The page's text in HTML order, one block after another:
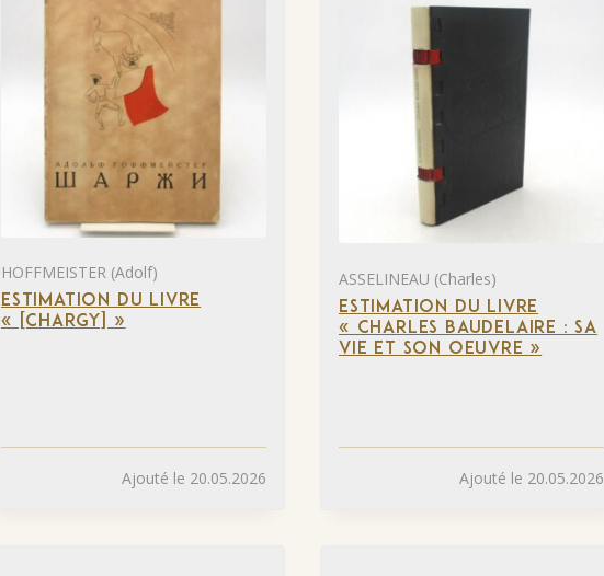
HOFFMEISTER (Adolf)
ESTIMATION DU LIVRE
« [CHARGY] »
Ajouté le 20.05.2026
ASSELINEAU (Charles)
ESTIMATION DU LIVRE
« CHARLES BAUDELAIRE : SA
VIE ET SON OEUVRE »
Ajouté le 20.05.2026